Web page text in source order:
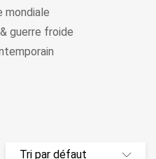
mondiale
guerre froide